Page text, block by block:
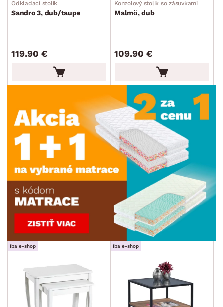
Odkladací stolík
Sandro 3, dub/taupe
119.90 €
Konzolový stolík so zásuvkami
Malmö, dub
109.90 €
Iba e-shop Iba e-shop